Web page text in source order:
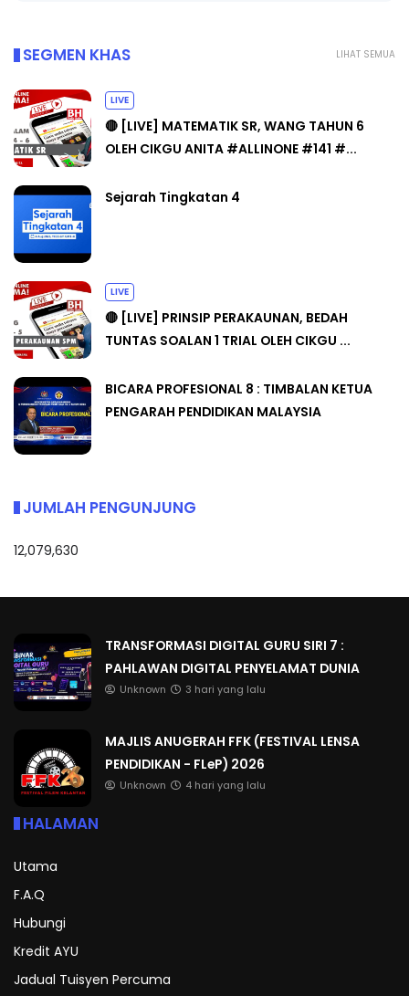
LIHAT SEMUA
SEGMEN KHAS
LIVE
🔴 [LIVE] MATEMATIK SR, WANG TAHUN 6
OLEH CIKGU ANITA #ALLINONE #141 #...
Sejarah Tingkatan 4
LIVE
🔴 [LIVE] PRINSIP PERAKAUNAN, BEDAH
TUNTAS SOALAN 1 TRIAL OLEH CIKGU ...
BICARA PROFESIONAL 8 : TIMBALAN KETUA
PENGARAH PENDIDIKAN MALAYSIA
JUMLAH PENGUNJUNG
12,079,630
TRANSFORMASI DIGITAL GURU SIRI 7 :
PAHLAWAN DIGITAL PENYELAMAT DUNIA
Unknown 3 hari yang lalu
MAJLIS ANUGERAH FFK (FESTIVAL LENSA
PENDIDIKAN - FLeP) 2026
Unknown 4 hari yang lalu
HALAMAN
Utama
F.A.Q
Hubungi
Kredit AYU
Jadual Tuisyen Percuma